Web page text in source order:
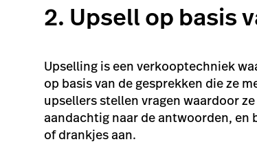
2. Upsell op basis
Upselling is een verkooptechniek
op basis van de gesprekken die ze
upsellers stellen vragen waardoor
aandachtig naar de antwoorden, en
of drankjes aan.